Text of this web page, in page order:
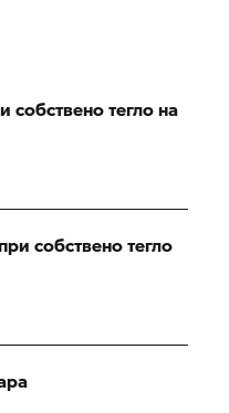
собствено тегло на
собствено тегло